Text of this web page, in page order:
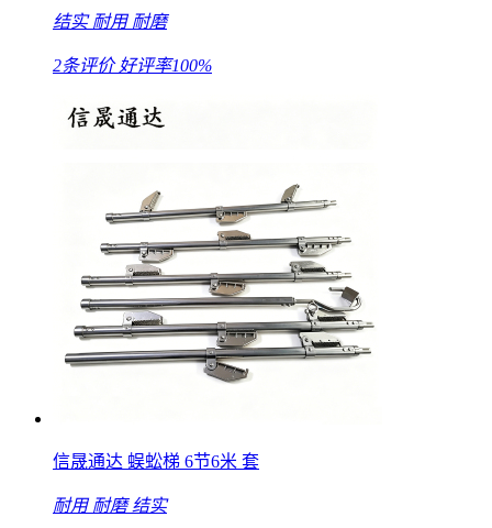
结实 耐用 耐磨
2条评价 好评率100%
信晟通达 蜈蚣梯 6节6米 套
耐用 耐磨 结实